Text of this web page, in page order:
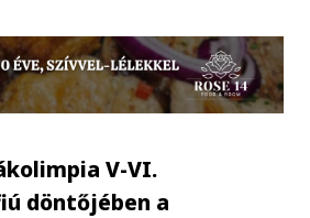
V-VI.
döntőjében a